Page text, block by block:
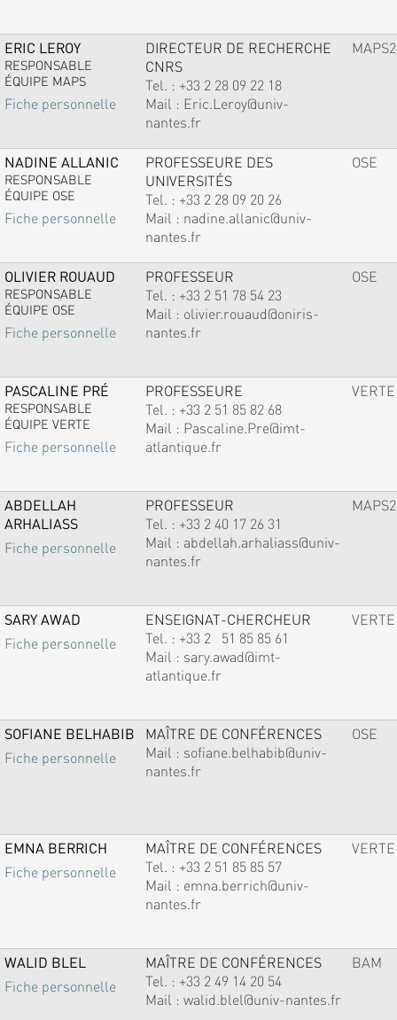
ERIC LEROY
RESPONSABLE
ÉQUIPE MAPS
Fiche personnelle
DIRECTEUR DE RECHERCHE
CNRS
Tel. : +33 2 28 09 22 18
Mail : Eric.Leroy@univ-
nantes.fr
MAPS2
NADINE ALLANIC
RESPONSABLE
ÉQUIPE OSE
Fiche personnelle
PROFESSEURE DES
UNIVERSITÉS
Tel. : +33 2 28 09 20 26
Mail : nadine.allanic@univ-
nantes.fr
OSE
OLIVIER ROUAUD
RESPONSABLE
ÉQUIPE OSE
Fiche personnelle
PROFESSEUR
Tel. : +33 2 51 78 54 23
Mail : olivier.rouaud@oniris-
nantes.fr
OSE
PASCALINE PRÉ
RESPONSABLE
ÉQUIPE VERTE
Fiche personnelle
PROFESSEURE
Tel. : +33 2 51 85 82 68
Mail : Pascaline.Pre@imt-
atlantique.fr
VERTE
ABDELLAH
ARHALIASS
Fiche personnelle
PROFESSEUR
Tel. : +33 2 40 17 26 31
Mail : abdellah.arhaliass@univ-
nantes.fr
MAPS2
SARY AWAD
Fiche personnelle
ENSEIGNAT-CHERCHEUR
Tel. : +33 2 51 85 85 61
Mail : sary.awad@imt-
atlantique.fr
VERTE
SOFIANE BELHABIB
Fiche personnelle
MAÎTRE DE CONFÉRENCES
Mail : sofiane.belhabib@univ-
nantes.fr
OSE
EMNA BERRICH
Fiche personnelle
MAÎTRE DE CONFÉRENCES
Tel. : +33 2 51 85 85 57
Mail : emna.berrich@univ-
nantes.fr
VERTE
WALID BLEL
Fiche personnelle
MAÎTRE DE CONFÉRENCES
Tel. : +33 2 49 14 20 54
Mail : walid.blel@univ-nantes.fr
BAM